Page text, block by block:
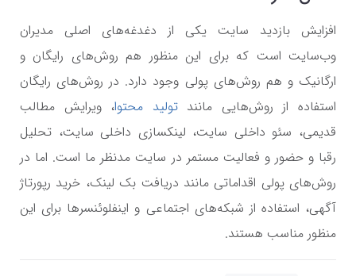
افزایش بازدید سایت یکی از دغدغه‌های اصلی مدیران
وب‌سایت است که برای این منظور هم روش‌های رایگان و
ارگانیک و هم روش‌های پولی وجود دارد. در روش‌های رایگان
استفاده از روش‌هایی مانندتولید محتوا، ویرایش مطالب
قدیمی، سئو داخلی سایت، لینکسازی داخلی سایت، تحلیل
رقبا و حضور و فعالیت مستمر در سایت مدنظر ما است. اما در
روش‌های پولی اقداماتی مانند دریافت بک لینک، خرید رپورتاژ
آگهی، استفاده از شبکه‌های اجتماعی و اینفلوئنسرها برای این
منظور مناسب هستند.